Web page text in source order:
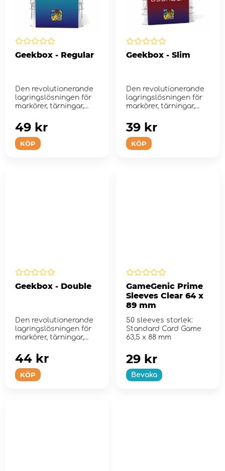
Geekbox - Regular
Den revolutionerande
lagringslösningen för
markörer, tärningar,
KÖP
49 kr
Geekbox - Slim
Den revolutionerande
lagringslösningen för
markörer, tärningar,
KÖP
39 kr
Geekbox - Double
Den revolutionerande
lagringslösningen för
markörer, tärningar,
KÖP
44 kr
GameGenic Prime
Sleeves Clear 64 x
89 mm
50 sleeves storlek:
Standard Card Game
63,5 x 88 mm
Bevaka
29 kr